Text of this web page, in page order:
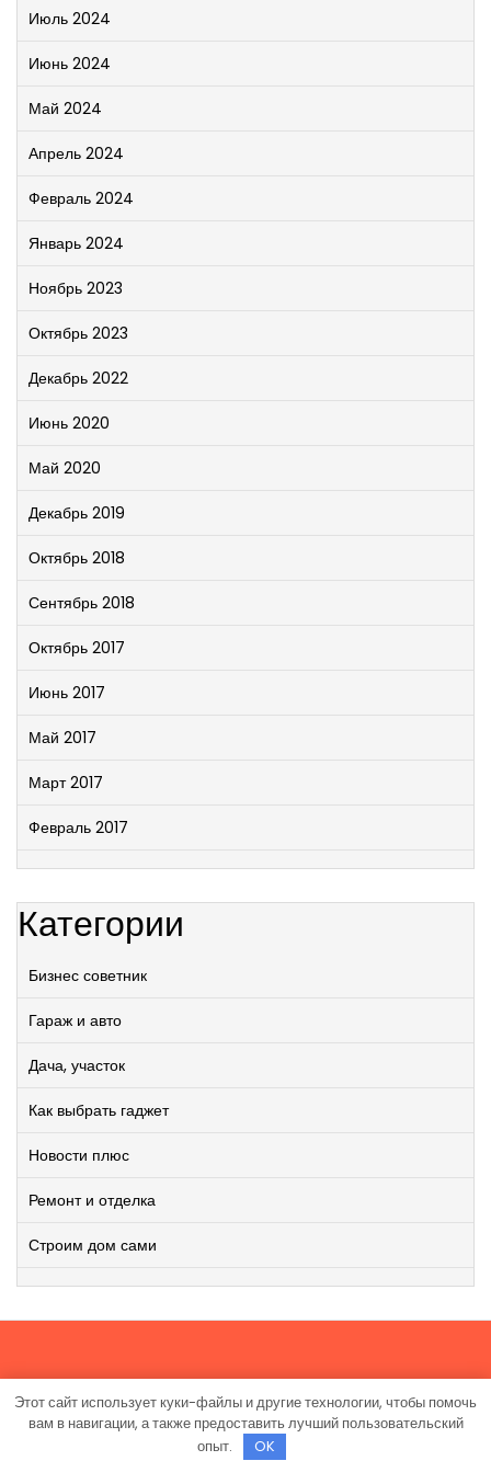
Июль 2024
Июнь 2024
Май 2024
Апрель 2024
Февраль 2024
Январь 2024
Ноябрь 2023
Октябрь 2023
Декабрь 2022
Июнь 2020
Май 2020
Декабрь 2019
Октябрь 2018
Сентябрь 2018
Октябрь 2017
Июнь 2017
Май 2017
Март 2017
Февраль 2017
Категории
Бизнес советник
Гараж и авто
Дача, участок
Как выбрать гаджет
Новости плюс
Ремонт и отделка
Строим дом сами
Работает на WordPress|Viral News WordPress Theme
TheMagnifico.
Этот сайт использует куки-файлы и другие технологии, чтобы помочь
вам в навигации, а также предоставить лучший пользовательский
опыт.
OK